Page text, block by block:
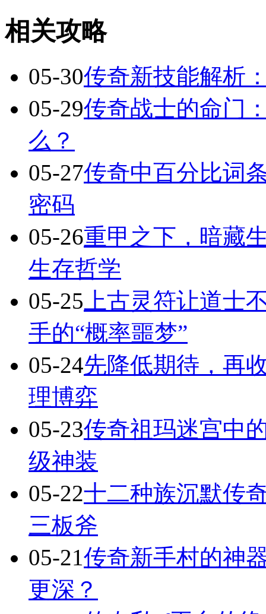
相关攻略
05-30传奇新技能解析
05-29传奇战士的命门
么？
05-27传奇中百分比词
密码
05-26重甲之下，暗藏
生存哲学
05-25 上古灵符让道士
手的“概率噩梦”
05-24先降低期待，再
理博弈
05-23传奇祖玛迷宫中
级神装
05-22十二种族沉默传
三板斧
05-21传奇新手村的神
更深？